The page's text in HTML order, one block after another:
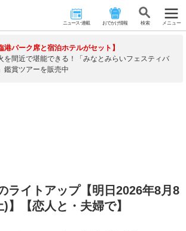
ニュース･連載 おでかけ情報 検 索 メニュー
港パーク席と宿泊ホテルがセット】
を間近で堪能できる！「みなとみらいフェスティバ
鑑賞ツアーを販売中
ライトアップ【明日2026年8月8
)】【恋人と・夫婦で】